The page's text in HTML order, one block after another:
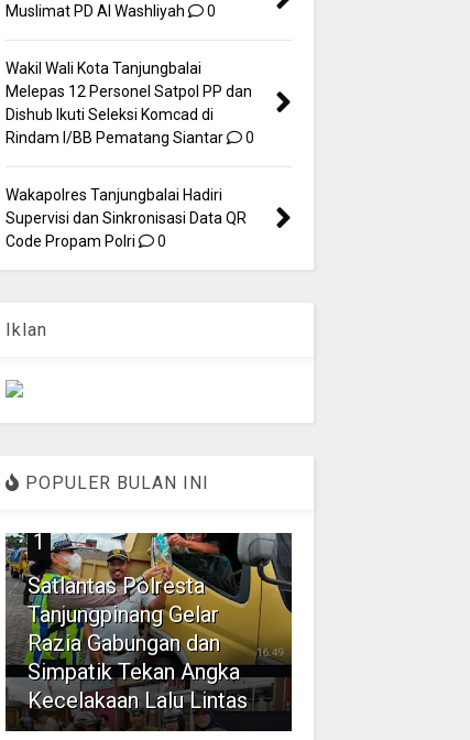
Muslimat PD Al Washliyah
0
Wakil Wali Kota Tanjungbalai
Melepas 12 Personel Satpol PP dan
Dishub Ikuti Seleksi Komcad di
Rindam I/BB Pematang Siantar
0
Wakapolres Tanjungbalai Hadiri
Supervisi dan Sinkronisasi Data QR
Code Propam Polri
0
Iklan
POPULER BULAN INI
1
Satlantas Polresta
Tanjungpinang Gelar
Razia Gabungan dan
Simpatik Tekan Angka
Kecelakaan Lalu Lintas